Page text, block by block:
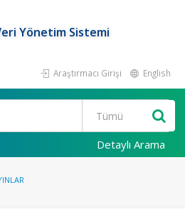
Yönetim Sistemi
Araştırmacı Girişi English
Detaylı Arama